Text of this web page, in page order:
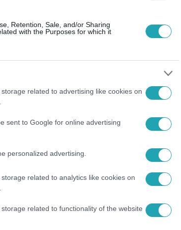
Retention, Sale, and/or Sharing
with the Purposes for which it
related to advertising like cookies on
sent to Google for online advertising
personalized advertising.
related to analytics like cookies on
related to functionality of the website
3:35 3:23
Molnár Gusztáv kameránk előtt
után bajnok lett a Sztárboxban